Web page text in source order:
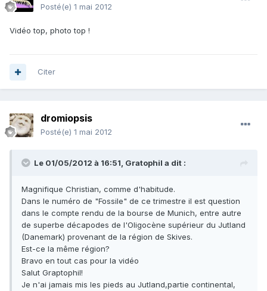
Posté(e) 1 mai 2012
Vidéo top, photo top !
Citer
dromiopsis
Posté(e) 1 mai 2012
Le 01/05/2012 à 16:51, Gratophil a dit :
Magnifique Christian, comme d'habitude.
Dans le numéro de "Fossile" de ce trimestre il est question
dans le compte rendu de la bourse de Munich, entre autre
de superbe décapodes de l'Oligocène supérieur du Jutland
(Danemark) provenant de la région de Skives.
Est-ce la même région?
Bravo en tout cas pour la vidéo
Salut Graptophil!
Je n'ai jamais mis les pieds au Jutland,partie continental,